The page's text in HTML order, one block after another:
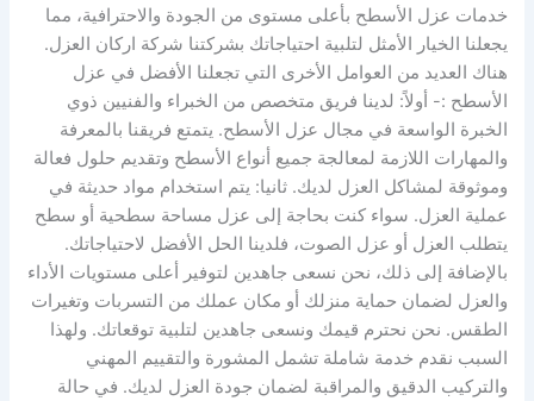
خدمات عزل الأسطح بأعلى مستوى من الجودة والاحترافية، مما
يجعلنا الخيار الأمثل لتلبية احتياجاتك بشركتنا شركة اركان العزل.
هناك العديد من العوامل الأخرى التي تجعلنا الأفضل في عزل
الأسطح :- أولاً: لدينا فريق متخصص من الخبراء والفنيين ذوي
الخبرة الواسعة في مجال عزل الأسطح. يتمتع فريقنا بالمعرفة
والمهارات اللازمة لمعالجة جميع أنواع الأسطح وتقديم حلول فعالة
وموثوقة لمشاكل العزل لديك. ثانيا: يتم استخدام مواد حديثة في
عملية العزل. سواء كنت بحاجة إلى عزل مساحة سطحية أو سطح
يتطلب العزل أو عزل الصوت، فلدينا الحل الأفضل لاحتياجاتك.
بالإضافة إلى ذلك، نحن نسعى جاهدين لتوفير أعلى مستويات الأداء
والعزل لضمان حماية منزلك أو مكان عملك من التسربات وتغيرات
الطقس. نحن نحترم قيمك ونسعى جاهدين لتلبية توقعاتك. ولهذا
السبب نقدم خدمة شاملة تشمل المشورة والتقييم المهني
والتركيب الدقيق والمراقبة لضمان جودة العزل لديك. في حالة